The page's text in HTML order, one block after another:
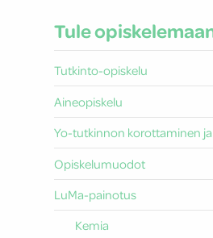
Tule
Tutkinto-opiskelu
Aineopiskelu
Yo-tutkinnon korottaminen
Opiskelumuodot
LuMa-painotus
Kemia